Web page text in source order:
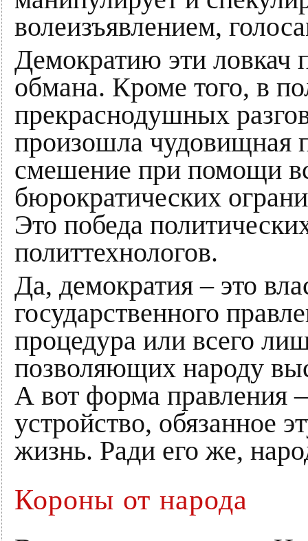
волеизъявлением,
Демократию эти ловкач
обмана. Кроме того, в
прекраснодушных
произошла чудовищная
смешение при помощи
бюрократических
Это победа
политтехнологов.
Да, демократия – это
государственного
процедура или всего
позволяющих народу
А вот форма правления
устройство, обязанное
жизнь. Ради его же,
Короны от народа